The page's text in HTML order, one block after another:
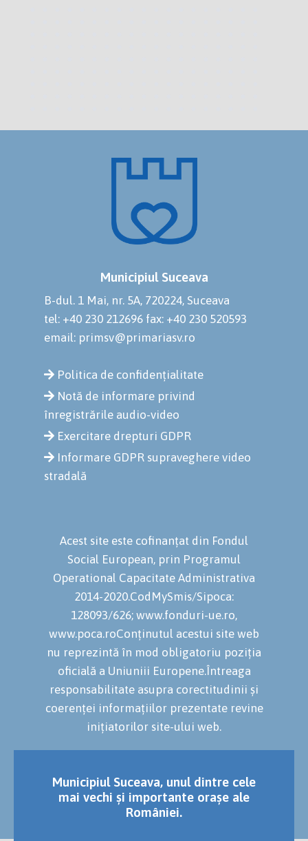
Municipiul Suceava
B-dul. 1 Mai, nr. 5A, 720224, Suceava
tel: +40 230 212696 fax: +40 230 520593
email: primsv@primariasv.ro
Politica de confidențialitate
Notă de informare privind
înregistrările audio-video
Exercitare drepturi GDPR
Informare GDPR supraveghere video
stradală
Acest site este cofinanțat din Fondul
Social European, prin Programul
Operational Capacitate Administrativa
2014-2020.CodMySmis/Sipoca:
128093/626; www.fonduri-ue.ro,
www.poca.roConținutul acestui site web
nu reprezintă în mod obligatoriu poziția
oficială a Uniuniii Europene.Întreaga
responsabilitate asupra corectitudinii și
coerenței informațiilor prezentate revine
inițiatorilor site-ului web.
Municipiul Suceava, unul dintre cele
mai vechi și importante orașe ale
României.